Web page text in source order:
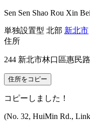
Sen Sen Shao Rou Xin
単独設置型 北部 新北市
住所
244 新北市林口區惠民
住所をコピー
コピーしました！
(No. 32, HuiMin Rd.,